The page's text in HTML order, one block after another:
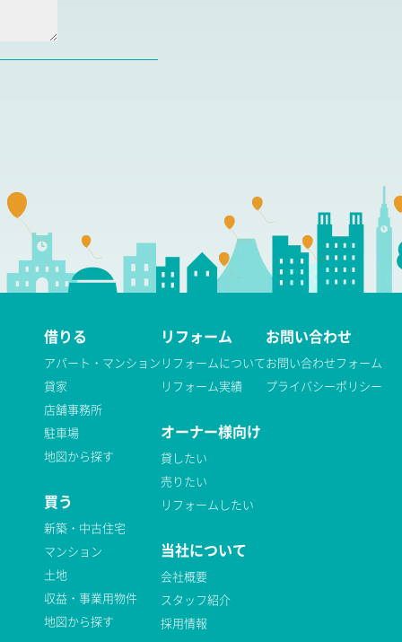
借りる
アパート・マンション
貸家
店舗事務所
駐車場
地図から探す
買う
新築・中古住宅
マンション
土地
収益・事業用物件
地図から探す
リフォーム
リフォームについて
リフォーム実績
オーナー様向け
貸したい
売りたい
リフォームしたい
当社について
会社概要
スタッフ紹介
採用情報
お問い合わせ
お問い合わせフォーム
プライバシーポリシー